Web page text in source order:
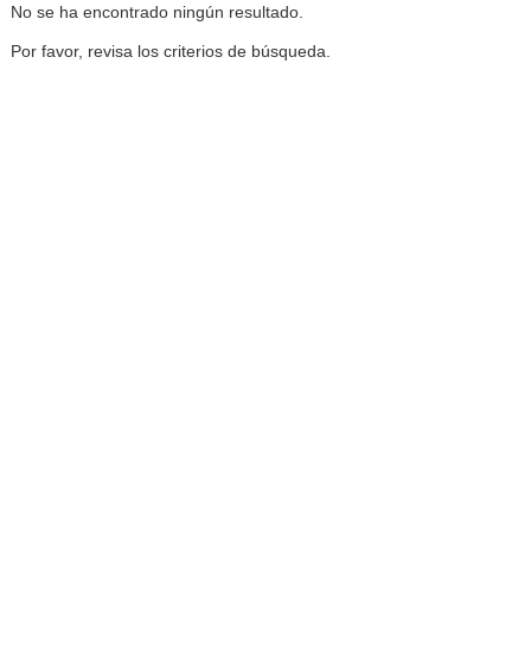
No se ha encontrado ningún resultado.
Por favor, revisa los criterios de búsqueda.